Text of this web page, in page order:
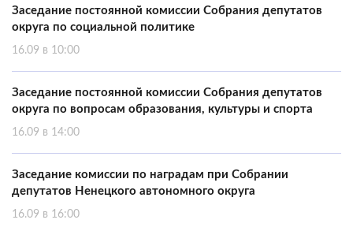
Заседание постоянной комиссии Собрания депутатов
округа по социальной политике
16.09 в 10:00
Заседание постоянной комиссии Собрания депутатов
округа по вопросам образования, культуры и спорта
16.09 в 14:00
Заседание комиссии по наградам при Собрании
депутатов Ненецкого автономного округа
16.09 в 16:00